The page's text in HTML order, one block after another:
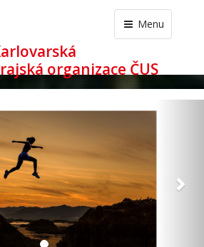
Menu
organizace ČUS